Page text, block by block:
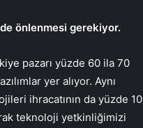
önlenmesi gerekiyor.
pazarı yüzde 60 ila 70
yer alıyor. Aynı
ihracatının da yüzde 10
teknoloji yetkinliğimizi